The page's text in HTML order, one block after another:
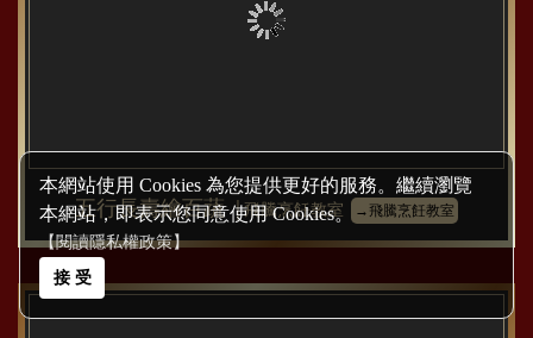
本網站使用 Cookies 為您提供更好的服務。繼續瀏覽
本網站，即表示您同意使用 Cookies。
【閱讀隱私權政策】
接 受
五行長壽繪百蔬 │飛騰烹飪教室 →飛騰烹飪教室